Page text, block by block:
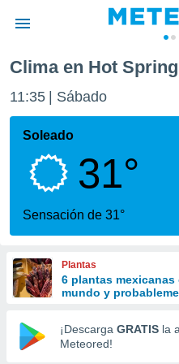
de
ha sido
calidad.
a este
las
y
forma
digital
basada
Clima en Hot
11:35 Sábado
Soleado
31°
Sensación de 31°
Plantas
6 plantas
mundo y
¡Descarga GRATIS la
Meteored!